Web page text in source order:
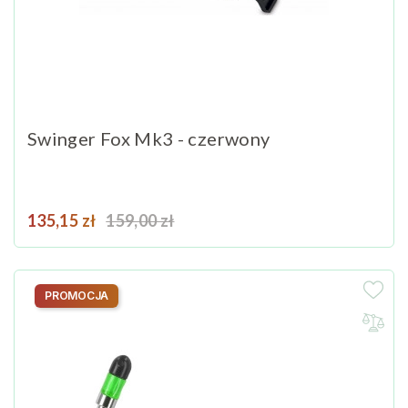
Swinger Fox Mk3 - czerwony
Cena
135,15 zł Cena podstawowa
159,00 zł
PROMOCJA